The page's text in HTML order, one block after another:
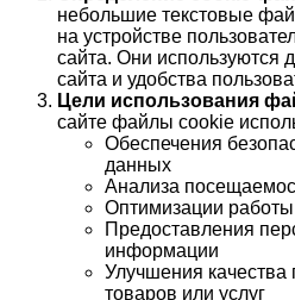
небольшие текстовые
на устройстве
сайта. Они используются
сайта и удобства
Цели использования
сайте файлы cookie
Обеспечения
данных
Анализа
Оптимизации работы
Предоставления
информации
Улучшения
товаров или услуг